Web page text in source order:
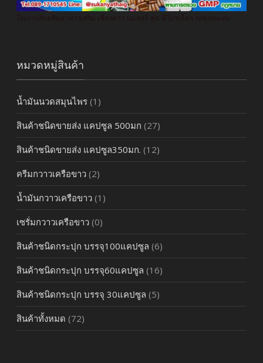
หมวดหมู่สินค้า
น้ำมันนวดสมุนไพร (1)
สินค้าชนิดขายส่ง แคปซูล 500มก (27)
สินค้าชนิดขายส่ง แคปซูล350มก. (12)
ครีมกวาวเครือขาว (2)
น้ำมันกวาวเครือขาว (1)
เซรั่มกวาวเครือขาว (0)
สินค้าชนิดกระปุก บรรจุ100แคปซูล (6)
สินค้าชนิดกระปุก บรรจุ60แคปซูล (16)
สินค้าชนิดกระปุก บรรจุ 30แคปซูล (5)
สินค้าทั้งหมด (72)